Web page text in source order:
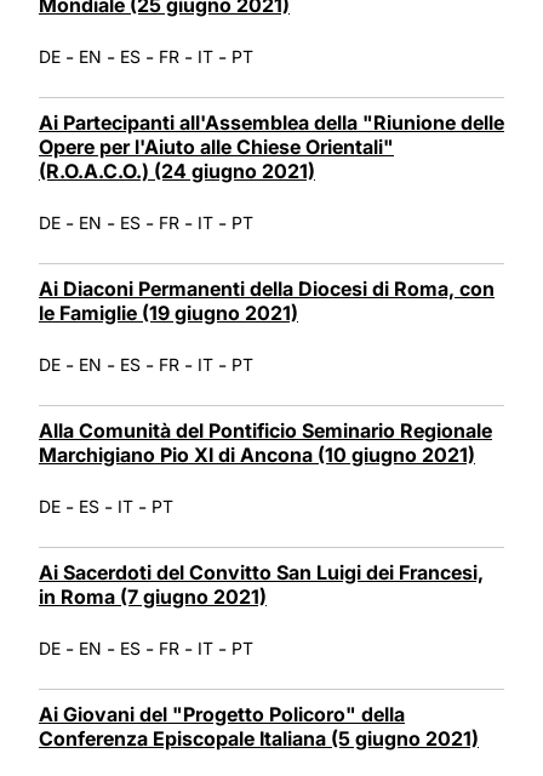
DE - EN - ES - FR - IT - PT
Ai Partecipanti all'Assemblea della "Riunione delle
Opere per l'Aiuto alle Chiese Orientali"
(R.O.A.C.O.) (24 giugno 2021)
DE - EN - ES - FR - IT - PT
Ai Diaconi Permanenti della Diocesi di Roma, con
le Famiglie (19 giugno 2021)
DE - EN - ES - FR - IT - PT
Alla Comunità del Pontificio Seminario Regionale
Marchigiano Pio XI di Ancona (10 giugno 2021)
DE - ES - IT - PT
Ai Sacerdoti del Convitto San Luigi dei Francesi,
in Roma (7 giugno 2021)
DE - EN - ES - FR - IT - PT
Ai Giovani del "Progetto Policoro" della
Conferenza Episcopale Italiana (5 giugno 2021)